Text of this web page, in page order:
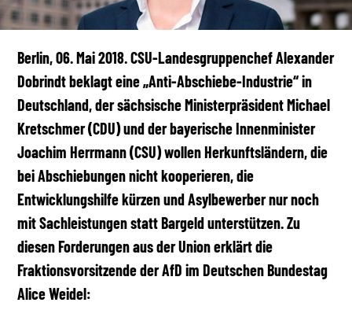
Berlin, 06. Mai 2018. CSU-Landesgruppenchef Alexander
Dobrindt beklagt eine „Anti-Abschiebe-Industrie“ in
Deutschland, der sächsische Ministerpräsident Michael
Kretschmer (CDU) und der bayerische Innenminister
Joachim Herrmann (CSU) wollen Herkunftsländern, die
bei Abschiebungen nicht kooperieren, die
Entwicklungshilfe kürzen und Asylbewerber nur noch
mit Sachleistungen statt Bargeld unterstützen. Zu
diesen Forderungen aus der Union erklärt die
Fraktionsvorsitzende der AfD im Deutschen Bundestag
Alice Weidel: